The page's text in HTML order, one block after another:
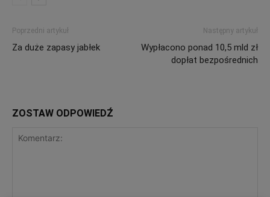
Poprzedni artykuł
Za duże zapasy jabłek
Następny artykuł
Wypłacono ponad 10,5 mld zł
dopłat bezpośrednich
ZOSTAW ODPOWIEDŹ